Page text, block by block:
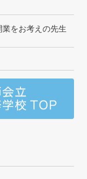
をお考えの先生